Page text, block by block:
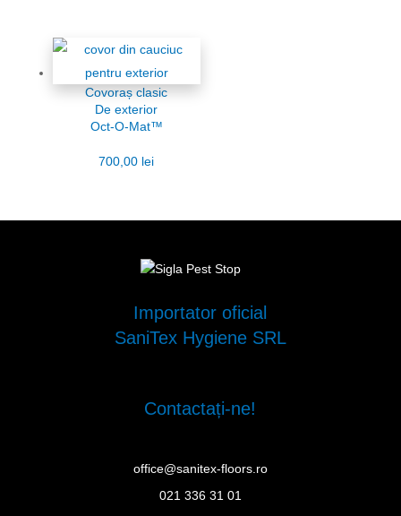
Covoraș clasic
De exterior
Oct-O-Mat™
700,00 lei
Importator oficial
SaniTex Hygiene SRL
Contactați-ne!
office@sanitex-floors.ro
021 336 31 01